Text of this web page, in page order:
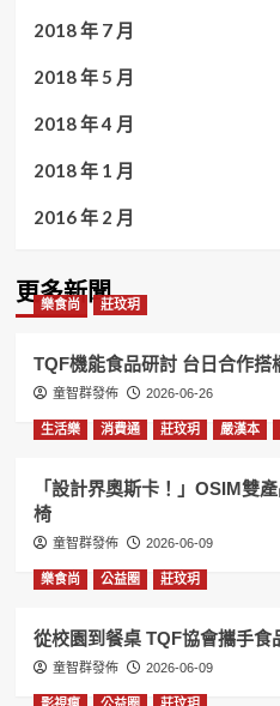
2018 年 7 月
2018 年 5 月
2018 年 4 月
2018 年 1 月
2016 年 2 月
更多新聞
樂食尚 莊玟玥
TQF機能食品研討 台日合作搭
童智群發佈 2026-06-26
生活樂 消費通 莊玟玥 嚴漢本
「設計界奧斯卡！」OSIM雙
椅
童智群發佈 2026-06-09
樂食尚 公益圈 莊玟玥
從校園到餐桌 TQF協會攜手食
童智群發佈 2026-06-09
影視瘋 公益圈 莊玟玥